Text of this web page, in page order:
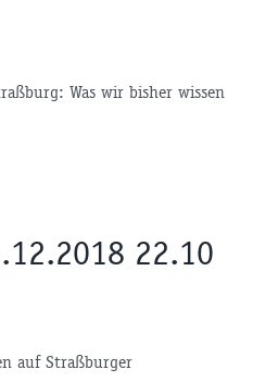
Was wir bisher wissen
22.10
auf Straßburger